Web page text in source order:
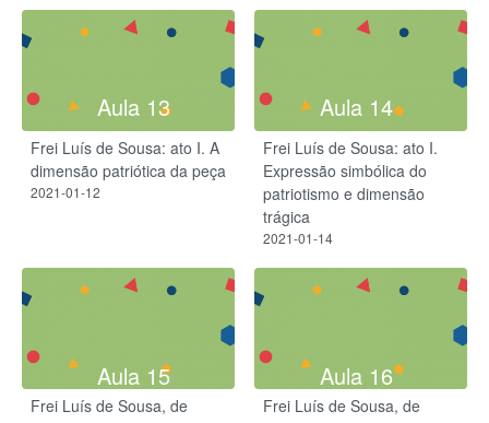
Aula 13
Frei Luís de Sousa: ato I. A
dimensão patriótica da peça
2021-01-12
Aula 14
Frei Luís de Sousa: ato I.
Expressão simbólica do
patriotismo e dimensão
trágica
2021-01-14
Aula 15
Frei Luís de Sousa, de
Aula 16
Frei Luís de Sousa, de